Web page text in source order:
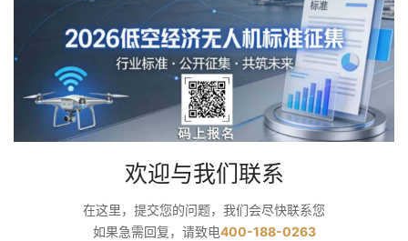
欢迎与我们联系
在这里，提交您的问题，我们会尽快联系您
如果急需回复，请致电400-188-0263